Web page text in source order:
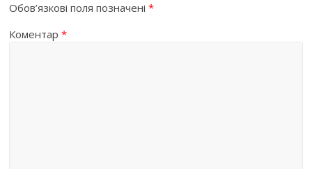
Обов’язкові поля позначені*
Коментар*